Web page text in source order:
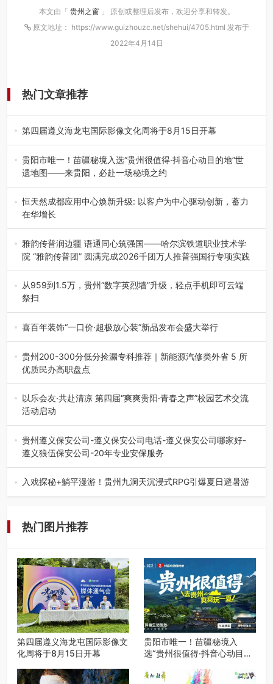
本文由「 贵州之窗 」 原创或整理后发布，欢迎分享和转发。
原文地址： https://www.guizhouzc.net/shehui/4705.html 发布于
2022年4月14日
热门文章推荐
第四届遵义海龙屯国际影像文化周将于8月15日开幕
8月7日，第四届遵义海龙屯国际影像文化周媒体通气会在世
界文化遗产地海龙屯核心景区…
贵阳市唯一！苗疆秘境入选“贵州很值得·抖音心动目的地”世
遗地图——来贵阳，必赴一场秘境之约
2026年7月21日，2026年“贵州很值得”暨抖音“心动目的
地”（贵州站）主题…
恒天然成都应用中心焕新升级: 以客户为中心驱动创新，蓄力
在华增长
融合全球研发实力与本土洞察，深化客户共创，赋能西南市
场创新发展 （7月27日，成…
雅韵传普润边疆 语通同心筑强国——哈尔滨铁道职业技术学
院 “雅韵传普团” 圆满完成2026千团万人推普强国行专项实践
为扎实推进2026“千团万人推普强国行”大学生暑期社会实
践，牢牢紧扣 “雅韵传普…
从959到1.5万，贵州“数字英烈墙”升级，轻点手机即可云端
祭扫
八一建军节到来之际，由贵州省退役军人事务厅指导，贵阳
市退役军人事务局联合贵州广电…
喜百年装饰“一口价·超极放心装”新品发布会盛大举行
2026年7月31日，喜百年装饰“一口价·超极放心装”新品发布
会在贵阳隆重举行。…
贵州200-300分低分捡漏专科推荐｜新能源汽修类外省 5 所
优质民办高职盘点
在贵州省高考志愿填报体系中，200至300分数段考生可选择
的省内工科、新能源汽车…
以乐会友·共赴清凉 第四届“爽爽贵阳·青春之声”校园艺术交流
活动启动
七月的贵阳，清风送爽，第四届“爽爽贵阳·青春之声”校园管
弦乐（合唱）艺术交流活动…
贵州遵义保安公司-遵义保安公司电话-遵义保安公司哪家好-
遵义狼伍保安公司-20年专业安保服务
在遵义，不管是企业园区运营、小区物业管理、建筑工地施
工、商业商场经营，还是举办各…
入戏探秘+躺平漫游！贵州九洞天沉浸式RPG引爆夏日避暑游
热门图片推荐
第四届遵义海龙屯国际影像文
化周将于8月15日开幕
贵阳市唯一！苗疆秘境入
选“贵州很值得·抖音心动目的
赴一场秘境之约